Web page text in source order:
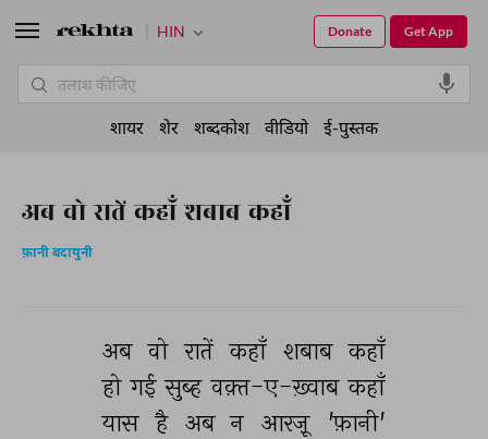
अब वो रातें कहाँ शबाब कहाँ
फ़ानी बदायुनी
अब वो रातें कहाँ शबाब कहाँ
हो गई सुब्ह वक़्त-ए-ख़्वाब कहाँ
यास है अब न आरज़ू
'फ़ानी'
HIN Get App
Donate
शायर शेर शब्दकोश वीडियो ई-पुस्तक